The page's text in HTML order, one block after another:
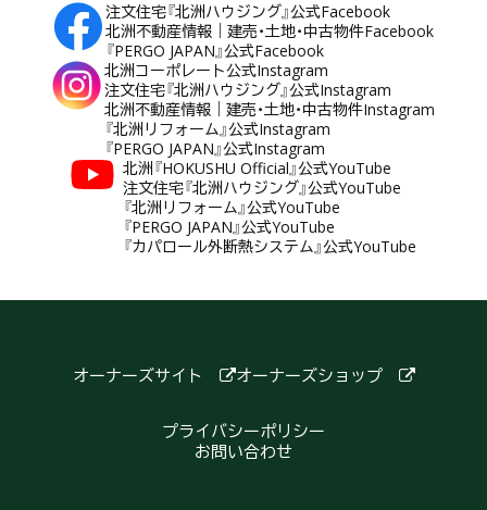
注文住宅『北洲ハウジング』公式Facebook
北洲不動産情報｜建売・土地・中古物件Facebook
『PERGO JAPAN』公式Facebook
北洲コーポレート公式Instagram
注文住宅『北洲ハウジング』公式Instagram
北洲不動産情報｜建売・土地・中古物件Instagram
『北洲リフォーム』公式Instagram
『PERGO JAPAN』公式Instagram
北洲『HOKUSHU Official』公式YouTube
注文住宅『北洲ハウジング』公式YouTube
『北洲リフォーム』公式YouTube
『PERGO JAPAN』公式YouTube
『カパロール外断熱システム』公式YouTube
オーナーズサイト オーナーズショップ
プライバシーポリシー
お問い合わせ